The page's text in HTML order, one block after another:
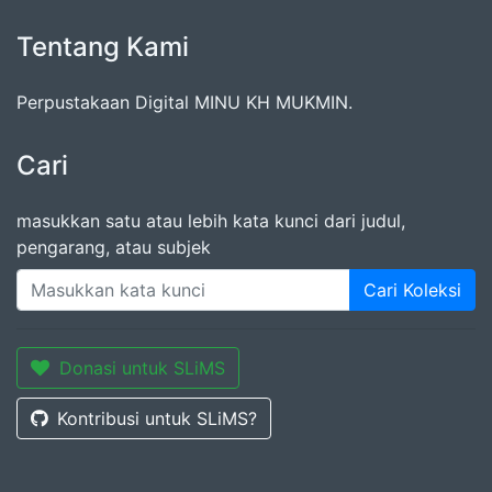
Tentang Kami
Perpustakaan Digital MINU KH MUKMIN.
Cari
masukkan satu atau lebih kata kunci dari judul,
pengarang, atau subjek
Cari Koleksi
Donasi untuk SLiMS
Kontribusi untuk SLiMS?